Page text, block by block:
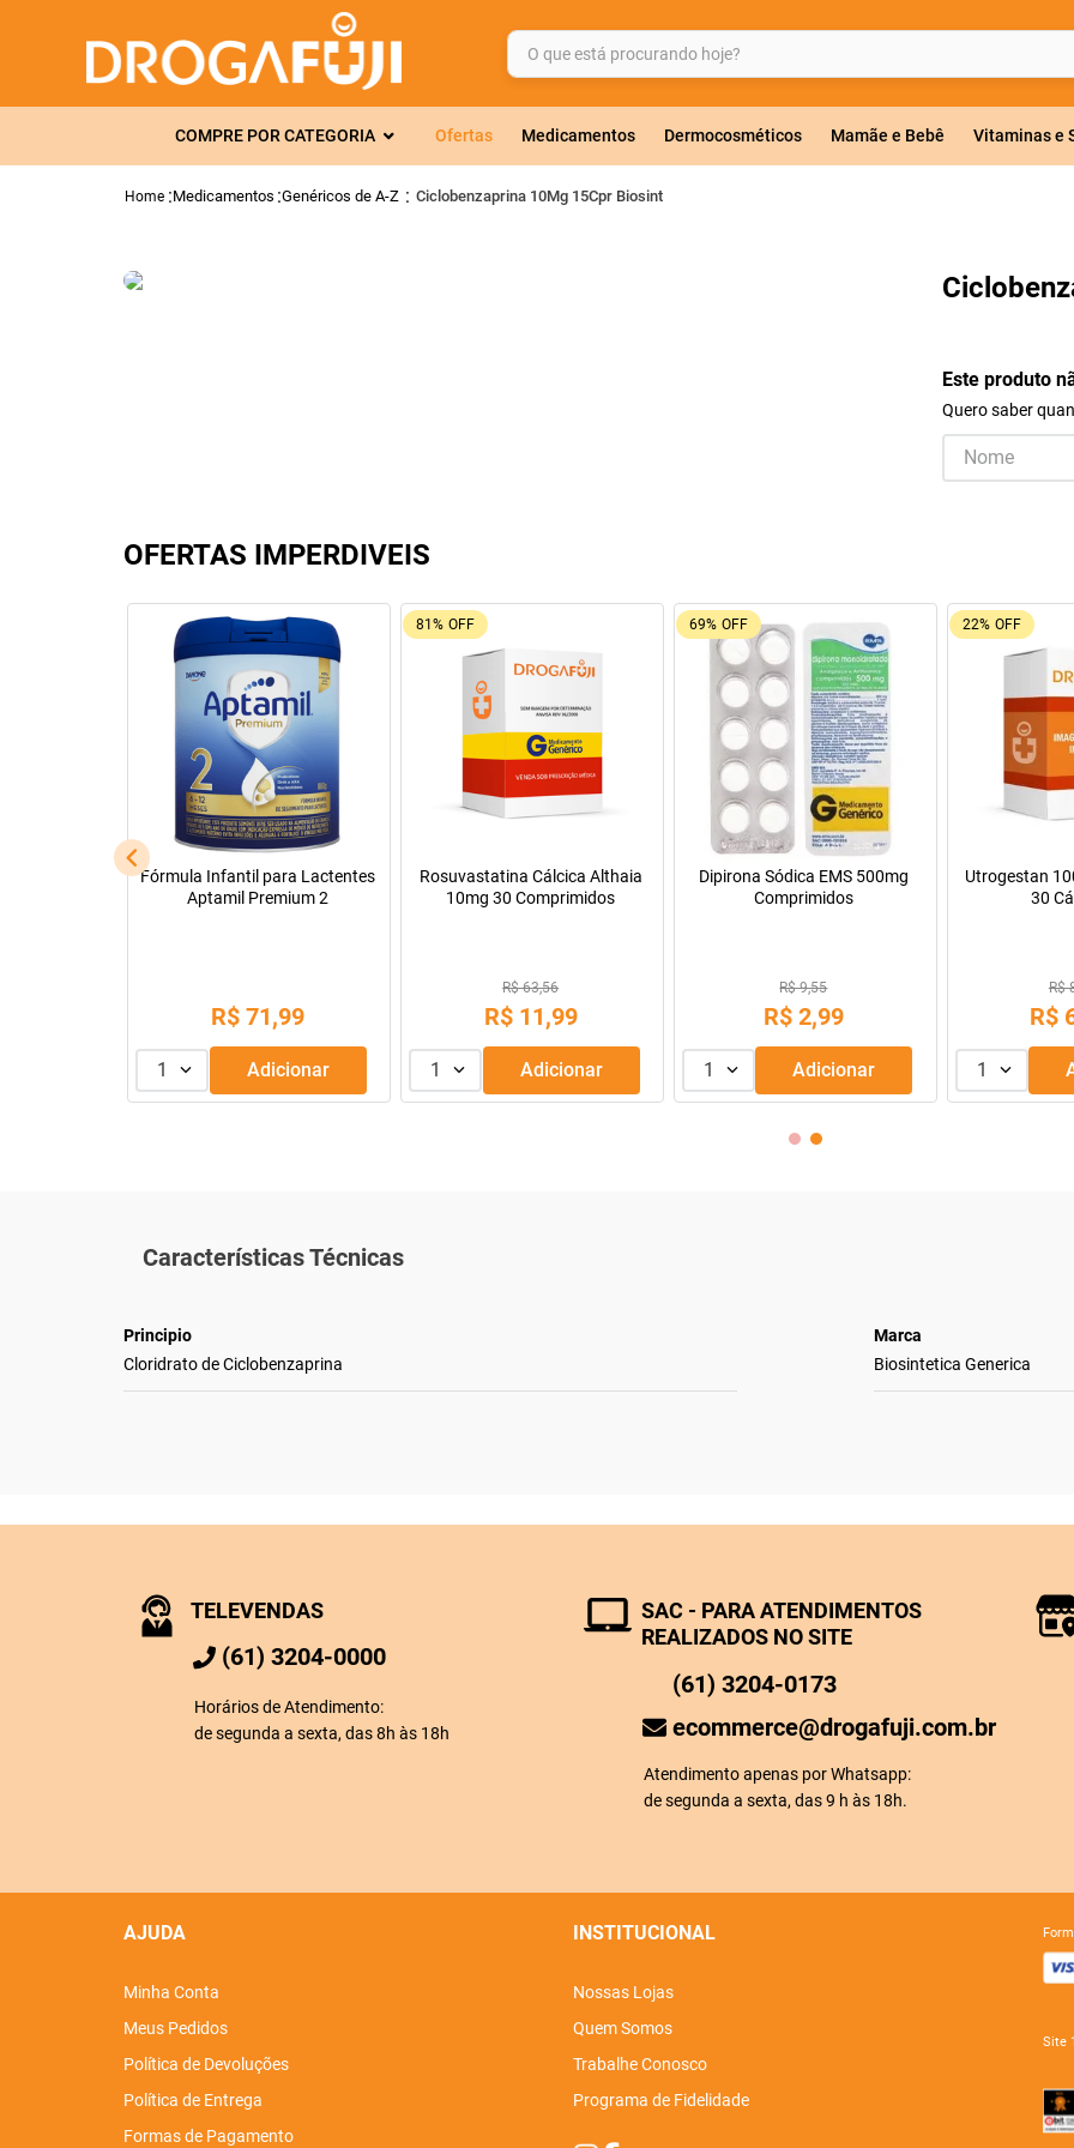
O que está procurando hoje?
COMPRE POR CATEGORIA Ofertas Medicamentos Dermocosméticos Mamãe e Bebê Vitaminas e
Medicamentos Genéricos de A-Z Ciclobenzaprina 10Mg 15Cpr Biosint
Este produto
Quero saber
OFERTAS IMPERDIVEIS
OFF
Tadalafila Ems 5mg 30
comprimidos revestidos
R$ 9,99
1 Adicionar
26% OFF
Leve + Pague -
Pregomin Fórmula Infantil para
Lactentes Pepti 400g
R$ 169,99
ou3x de R$ 56,66
1 Adicionar
9% OFF
Oferta do Mês
Máscara de Tratamento Lola
Cosmetics Morte Súbita 450g
R$ 43,99
R$ 39,99
1 Adicionar
55% OFF
Resfenol com
R$
R$
1
Características Técnicas
Principio
Cloridrato de Ciclobenzaprina
Marca
Biosintetica Generica
TELEVENDAS
(61) 3204-0000
Horários de Atendimento:
de segunda a sexta, das 8h às 18h
SAC - PARA ATENDIMENTOS
REALIZADOS NO SITE
(61) 3204-0173
ecommerce@drogafuji.com.br
Atendimento apenas por Whatsapp:
de segunda a sexta, das 9 h às 18h.
AJUDA
Minha Conta
Meus Pedidos
Política de Devoluções
Política de Entrega
Formas de Pagamento
INSTITUCIONAL
Nossas Lojas
Quem Somos
Trabalhe Conosco
Programa de Fidelidade
site
TERMOS MAIS BUSCADOS
2 º
gelmax